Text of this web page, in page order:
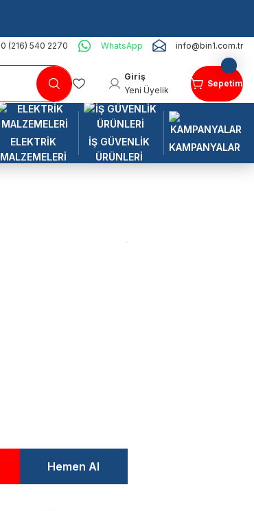
0 (216) 540 2270 WhatsApp info@bin1.com.tr
Giriş
Yeni Üyelik
Sepetim
ELEKTRİK
MALZEMELERİ
İŞ GÜVENLİK
ÜRÜNLERİ
KAMPANYALAR
Hemen Al